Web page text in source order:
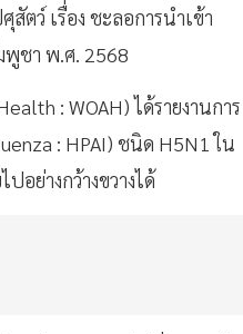
ตว์ เรื่อง ชะลอการนำเข้า
พูชา พ.ศ. 2568
: WOAH) ได้รายงานการ
: HPAI) ชนิด H5N1 ใน
อย่างกว้างขวางได้